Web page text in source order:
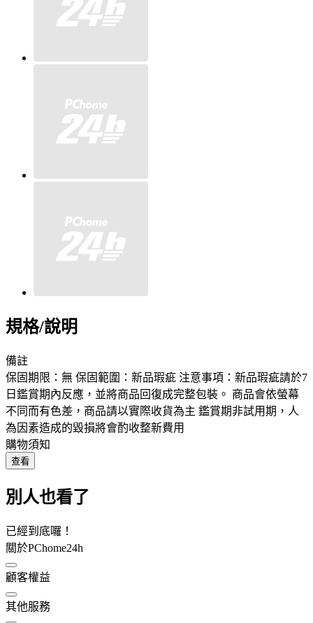
規格/說明
備註
保固期限：無 保固範圍：新品瑕疵 注意事項：新品瑕疵請於7
日鑑賞期內反應，並將商品回復成完整包裝。 商品會依螢幕
不同而有色差，商品請以實際收貨為主 鑑賞期非試用期，人
為因素造成的毀損將會酌收整新費用
購物須知
查看
別人也看了
已經到底囉！
關於PChome24h
顧客權益
其他服務